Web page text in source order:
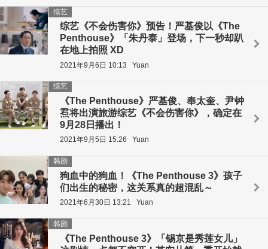
综艺《不会伤害你》预告！严基俊以《The
Penthouse》「朱丹泰」登场，下一秒却趴
在地上拍照 XD
综艺
2021年9月6日 10:13 Yuan
《The Penthouse》严基俊、奉太奎、尹钟
焄将出演旅游综艺《不会伤害你》，确定在
9月28日播出！
综艺
2021年9月5日 15:26 Yuan
狗血中的狗血！《The Penthouse 3》孩子
们出生的秘密，这关系真的超混乱～
韩剧
2021年6月30日 13:21 Yuan
《The Penthouse 3》「锡京是秀莲女儿」
韩剧